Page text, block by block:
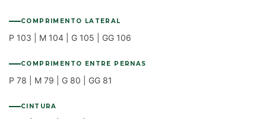
COMPRIMENTO LATERAL
P 103 | M 104 | G 105 | GG 106
COMPRIMENTO ENTRE PERNAS
P 78 | M 79 | G 80 | GG 81
CINTURA